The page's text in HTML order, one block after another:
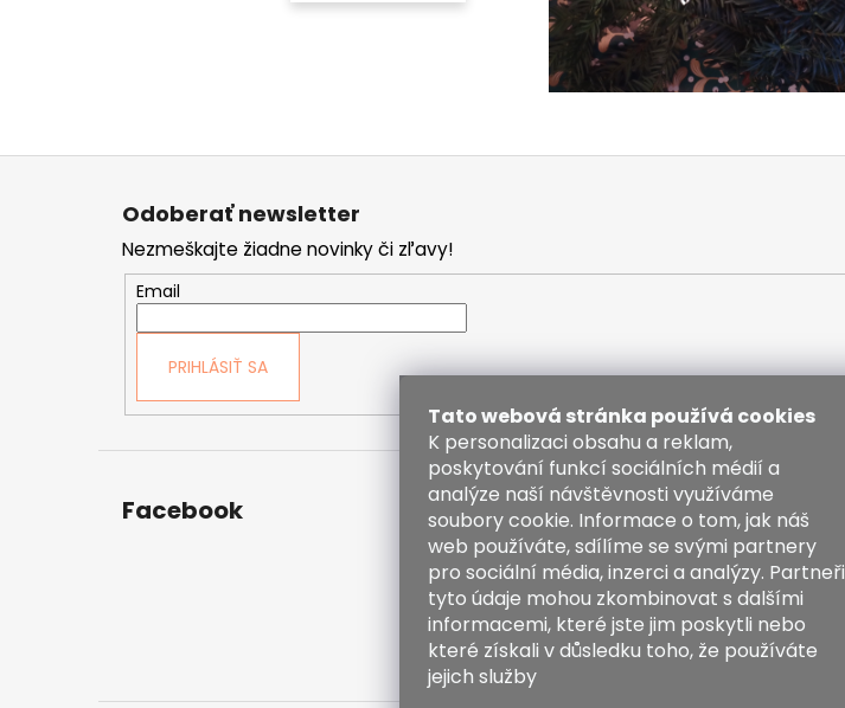
Tato webová stránka používá cookies
K personalizaci obsahu a reklam,
poskytování funkcí sociálních médií a
analýze naší návštěvnosti využíváme
soubory cookie. Informace o tom, jak náš
web používáte, sdílíme se svými partnery
pro sociální média, inzerci a analýzy. Partneři
tyto údaje mohou zkombinovat s dalšími
informacemi, které jste jim poskytli nebo
které získali v důsledku toho, že používáte
jejich služby
Odoberať newsletter
Nezmeškajte žiadne novinky či zľavy!
Email
PRIHLÁSIŤ SA
Facebook Kontakt
info@kozenezbozi.com
381281747, 603225633
603225633
https://www.facebook.com/koz
enezbozi/